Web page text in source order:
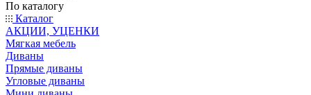
По каталогу
Каталог
АКЦИИ, УЦЕНКИ
Мягкая мебель
Диваны
Прямые диваны
Угловые диваны